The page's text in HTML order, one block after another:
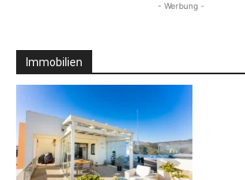
- Werbung -
Immobilien